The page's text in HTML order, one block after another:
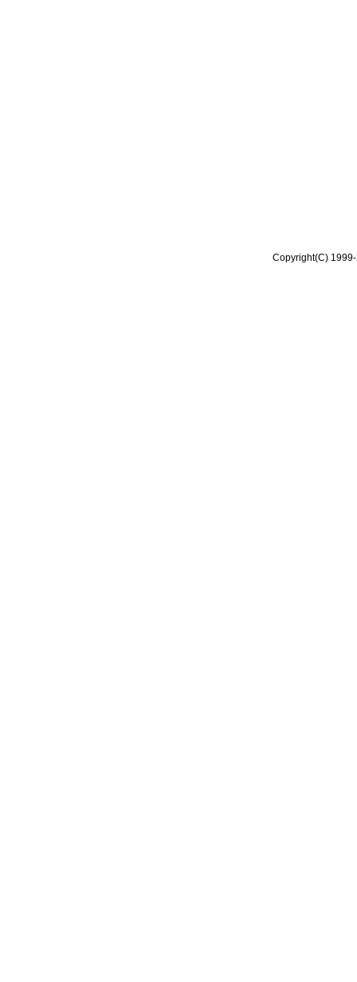
Copyright(C)